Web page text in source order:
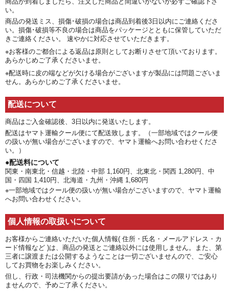
い。
商品の発送ミス、損傷･破損の場合は商品到着後3日以内にご連絡くださ
い。損傷･破損等不良の場合は商品をパッケージとともに保管していただ
きご連絡ください。 速やかに対応させていただきます。
※お客様のご都合による返品は原則としてお断りさせて頂いております。
あらかじめご了承くださいませ。
※配送時に皮の端などが欠ける場合がございますが製品には問題ございま
せん。あらかじめご了承くださいませ。
配送について
商品はご入金確認後、3日以内に発送いたします。
配送はヤマト運輸クール便にて配送致します。（一部地域ではクール便
の扱いが無い場合がございますので、ヤマト運輸へお問い合わせくださ
い。）
●配送料について
関東・南東北・信越・北陸・中部 1,160円、北東北・関西 1,280円、中
国・四国 1,410円、北海道・九州・沖縄 1,680円
※一部地域ではクール便の扱いが無い場合がございますので、ヤマト運輸
へお問い合わせください。
個人情報の取扱いについて
お客様からご連絡いただいた個人情報( 住所・氏名・メールアドレス・カ
ード情報など )は、商品の発送とご連絡以外には使用しません。また、第
三者に譲渡または公開するようなことは一切ございませんので、ご安心
してお買物をお楽しみください。
但し、行政・司法機関からの提出要請があった場合はこの限りではあり
ませんので、予めご了承ください。